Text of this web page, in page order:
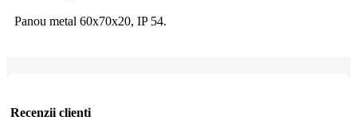
Panou metal 60x70x20, IP 54.
Recenzii clienti